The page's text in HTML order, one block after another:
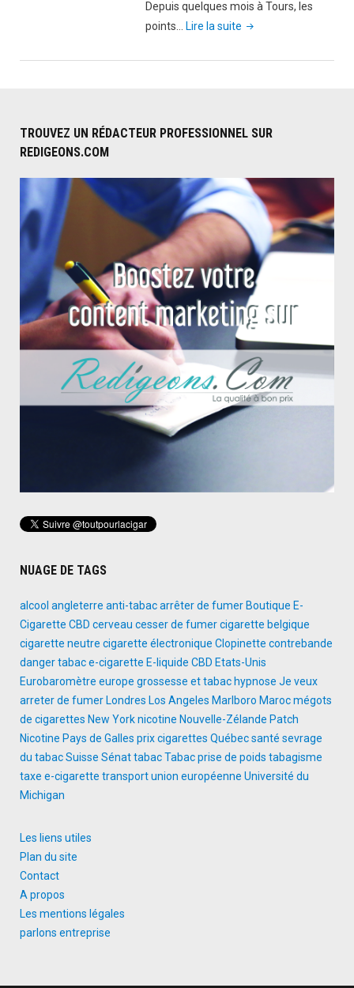
Depuis quelques mois à Tours, les
points…
Lire la suite "Consommateurs
cigarette
TROUVEZ UN RÉDACTEUR PROFESSIONNEL SUR
REDIGEONS.COM
NUAGE DE TAGS
alcool angleterre anti-tabacarrêter de fumer Boutique E-
Cigarette CBD cerveau cesser de fumercigarette belgique
cigarette neutre cigarette électronique Clopinette contrebande
danger tabace-cigarette E-liquide CBD Etats-Unis
Eurobaromètre europe grossesse et tabac hypnose Je veux
arreter de fumer Londres Los Angeles Marlboro Marocmégots
de cigarettes New Yorknicotine Nouvelle-Zélande Patch
Nicotine Pays de Galles prix cigarettes Québecsanté sevrage
du tabacSuisse SénattabacTabac prise de poids tabagisme
taxe e-cigarette transportunion européenne Université du
Michigan
Les liens utiles
Plan du site
Contact
A propos
Les mentions légales
parlons entreprise